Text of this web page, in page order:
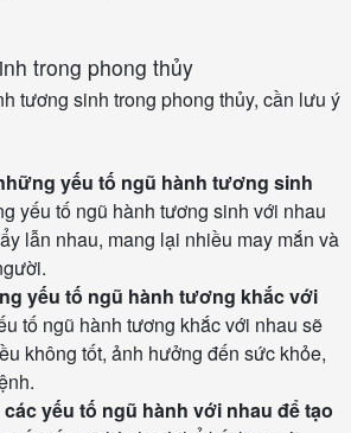
trong phong thủy
tương sinh trong phong thủy, cần lưu ý
yếu tố ngũ hành tương sinh
yếu tố ngũ hành tương sinh với nhau
lẫn nhau, mang lại nhiều may mắn và
yếu tố ngũ hành tương khắc với
tố ngũ hành tương khắc với nhau sẽ
không tốt, ảnh hưởng đến sức khỏe,
yếu tố ngũ hành với nhau để tạo